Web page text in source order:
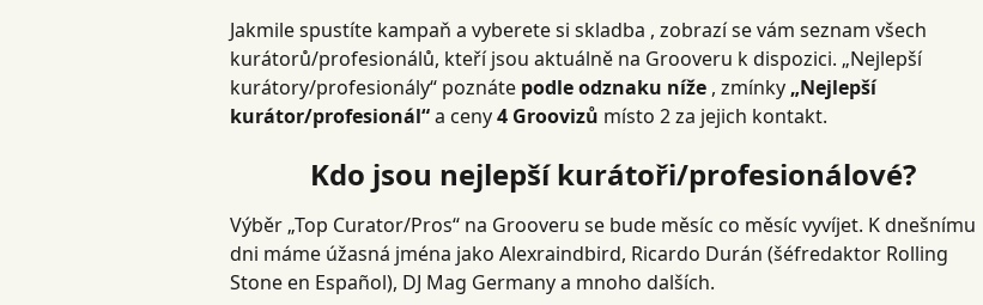
Jakmile spustíte kampaň a vyberete si skladba , zobrazí se vám seznam všech
kurátorů/profesionálů, kteří jsou aktuálně na Grooveru k dispozici. „Nejlepší
kurátory/profesionály“ poznáte podle odznaku níže , zmínky „Nejlepší
kurátor/profesionál“ a ceny 4 Groovizů místo 2 za jejich kontakt.
Kdo jsou nejlepší kurátoři/profesionálové?
Výběr „Top Curator/Pros“ na Grooveru se bude měsíc co měsíc vyvíjet. K dnešnímu
dni máme úžasná jména jako Alexraindbird, Ricardo Durán (šéfredaktor Rolling
Stone en Español), DJ Mag Germany a mnoho dalších.